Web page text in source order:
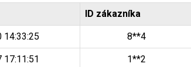
ID zákazníka
14:33:25 8**4
1**2